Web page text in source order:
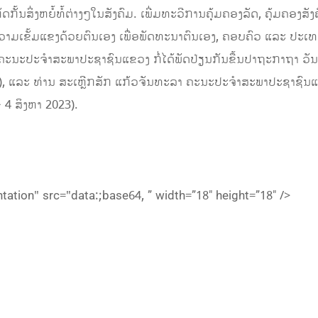
ດກັ້ນສິ່ງຫຍໍ້ທໍ້ຕ່າງໆໃນສັງຄົມ. ເພີ່ມທະວີການຄຸ້ມຄອງລັດ, ຄຸ້ມຄອງ
ວາມເຂັ້ມແຂງດ້ວຍຕົນເອງ ເພື່ອພັດທະນາຕົນເອງ, ຄອບຄົວ ແລະ ປ
ນະປະຈໍາສະພາປະຊາຊົນແຂວງ ກໍ່ໄດ້ພັດປ່ຽນກັນຂື້ນປາຖະກາຖາ
ແລະ ທ່ານ ສະເຫຼີກສັກ ແກ້ວຈັນທະລາ ຄະນະປະຈໍາສະພາປະຊາຊົນ
ສິງຫາ 2023).
src="data:;base64, ” width=”18″ height=”18″ />